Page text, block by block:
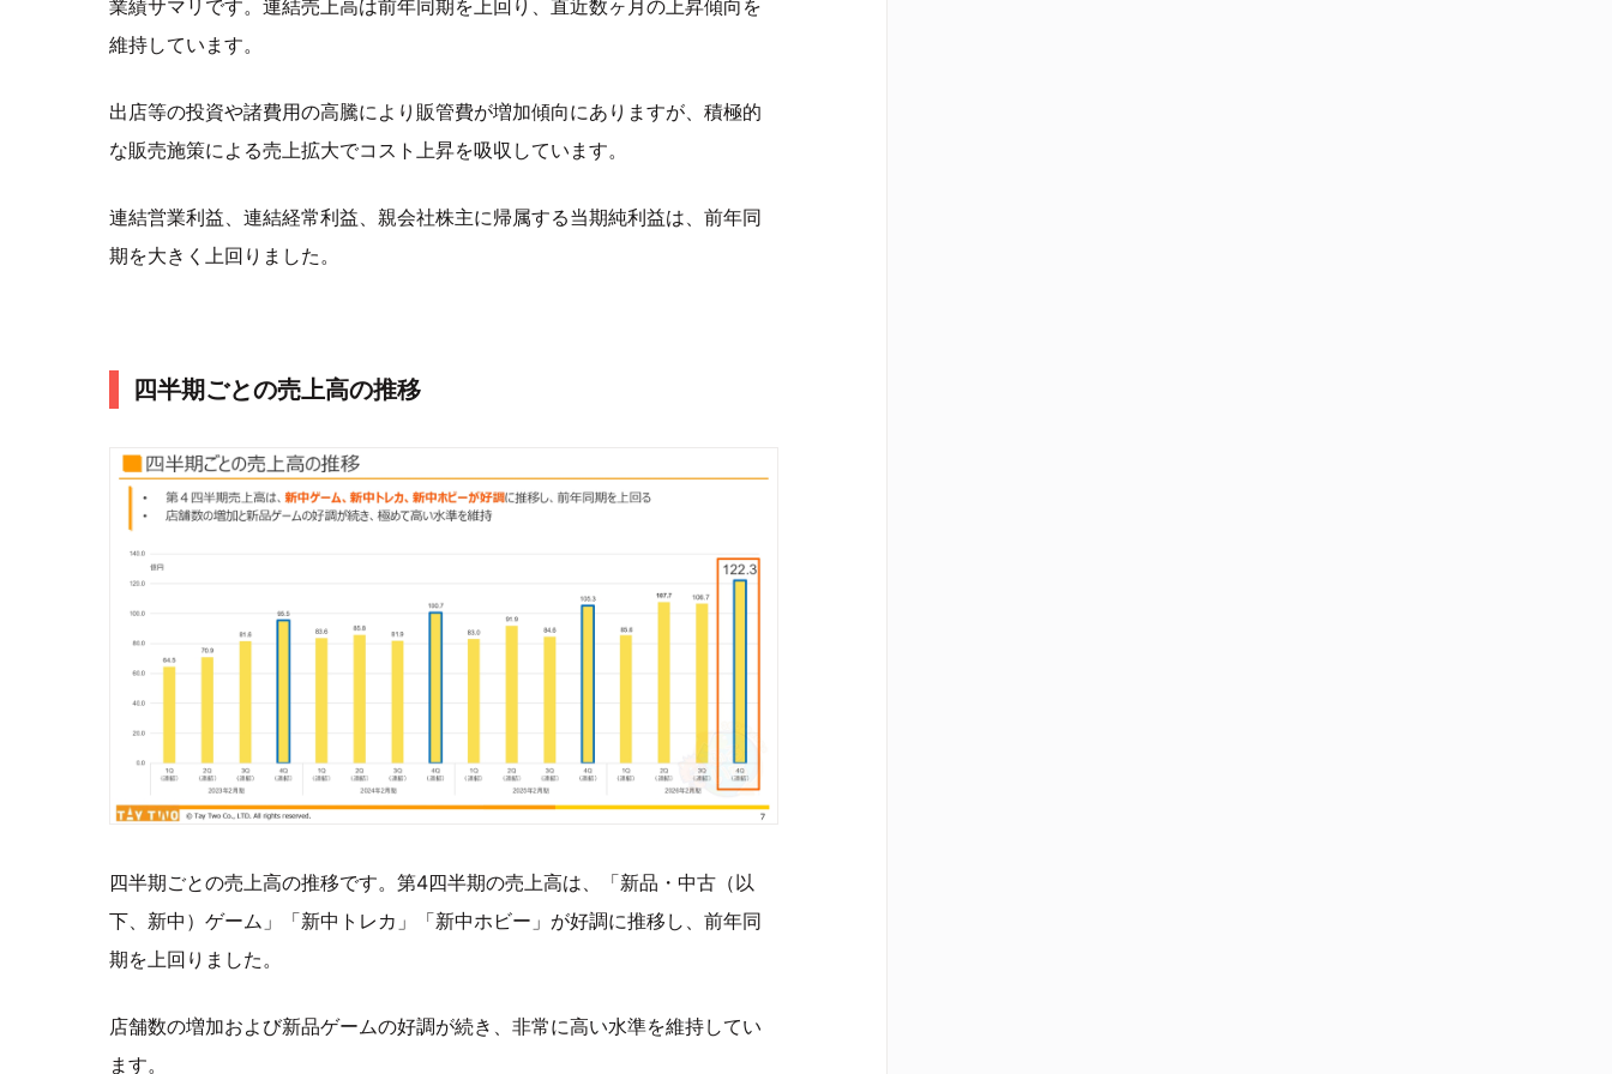
業績サマリです。連結売上高は前年同期を上回り、直近数ヶ月の上昇傾向を
維持しています。
出店等の投資や諸費用の高騰により販管費が増加傾向にありますが、積極的
な販売施策による売上拡大でコスト上昇を吸収しています。
連結営業利益、連結経常利益、親会社株主に帰属する当期純利益は、前年同
期を大きく上回りました。
四半期ごとの売上高の推移
四半期ごとの売上高の推移です。第4四半期の売上高は、「新品・中古（以
下、新中）ゲーム」「新中トレカ」「新中ホビー」が好調に推移し、前年同
期を上回りました。
店舗数の増加および新品ゲームの好調が続き、非常に高い水準を維持してい
ます。